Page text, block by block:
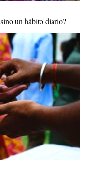
un hábito diario?